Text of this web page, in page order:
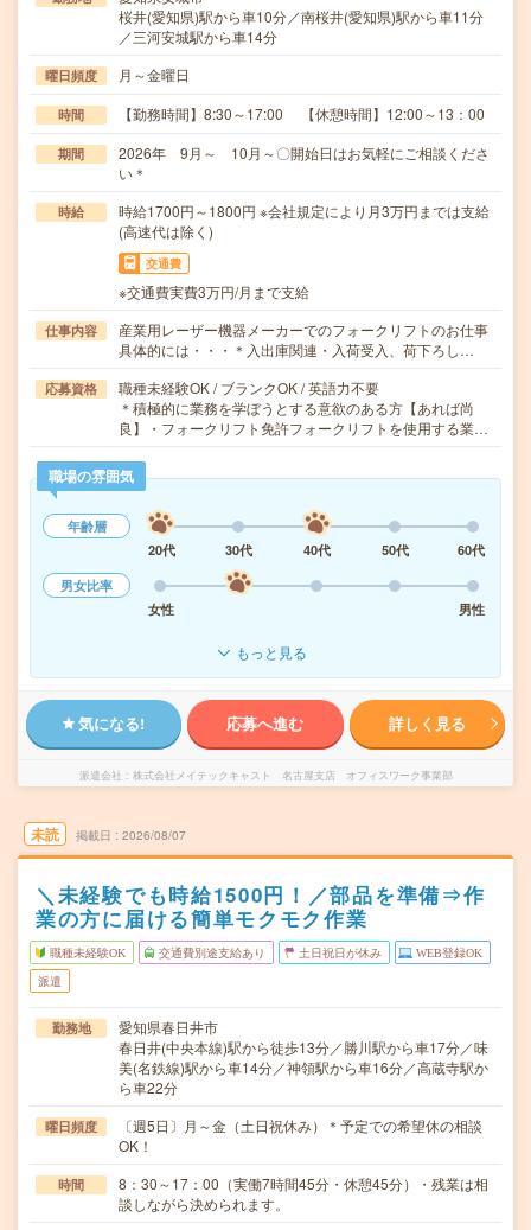
桜井(愛知県)駅から車10分／南桜井(愛知県)駅から車11分
／三河安城駅から車14分
曜日頻度 月～金曜日
時間 【勤務時間】8:30～17:00 【休憩時間】12:00～13：00
期間
2026年 9月～ 10月～〇開始日はお気軽にご相談くださ
い＊
時給
時給1700円～1800円 ※会社規定により月3万円までは支給
(高速代は除く)
交通費
※交通費実費3万円/月まで支給
仕事内容
産業用レーザー機器メーカーでのフォークリフトのお仕事
具体的には・・・＊入出庫関連・入荷受入、荷下ろし…
応募資格
職種未経験OK / ブランクOK / 英語力不要
＊積極的に業務を学ぼうとする意欲のある方【あれば尚
良】・フォークリフト免許フォークリフトを使用する業…
職場の雰囲気
年齢層
20代
30代 40代 50代
60代
男女比率
女性
男性
もっと見る
気になる! 応募へ進む 詳しく見る
派遣会社 株式会社メイテックキャスト 名古屋支店 オフィスワーク事業部
未読 掲載日 2026/08/07
＼未経験でも時給1500円！／部品を準備⇒作
業の方に届ける簡単モクモク作業
職種未経験OK 交通費別途支給あり 土日祝日が休み WEB登録OK
派遣
勤務地
愛知県春日井市
春日井(中央本線)駅から徒歩13分／勝川駅から車17分／味
美(名鉄線)駅から車14分／神領駅から車16分／高蔵寺駅か
ら車22分
曜日頻度
〔週5日〕月～金（土日祝休み）＊予定での希望休の相談
OK！
時間
8：30～17：00（実働7時間45分・休憩45分）・残業は相
談しながら決められます。